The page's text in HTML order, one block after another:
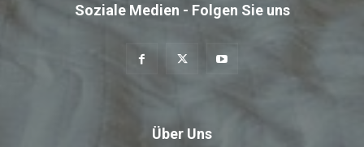
Soziale Medien - Folgen Sie uns
Über Uns